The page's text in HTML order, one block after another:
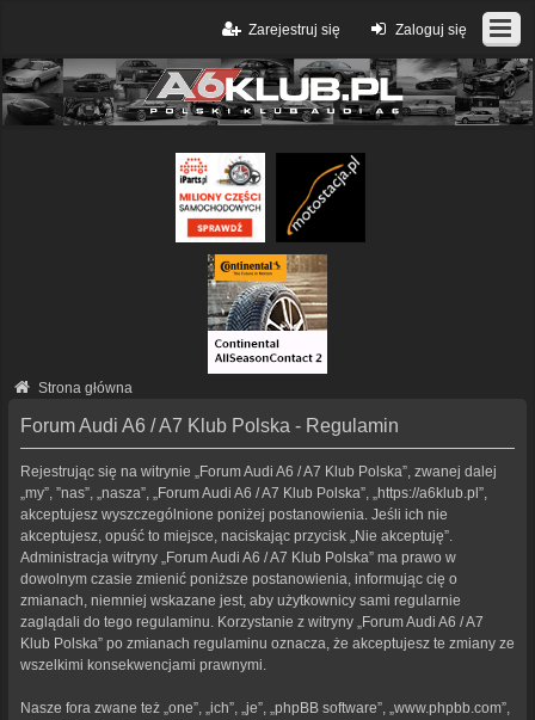
Zaloguj się
Zarejestruj się
Strona główna
Forum Audi A6 / A7 Klub Polska - Regulamin
Rejestrując się na witrynie „Forum Audi A6 / A7 Klub Polska”, zwanej dalej
„my”, ”nas”, „nasza”, „Forum Audi A6 / A7 Klub Polska”, „https://a6klub.pl”,
akceptujesz wyszczególnione poniżej postanowienia. Jeśli ich nie
akceptujesz, opuść to miejsce, naciskając przycisk „Nie akceptuję”.
Administracja witryny „Forum Audi A6 / A7 Klub Polska” ma prawo w
dowolnym czasie zmienić poniższe postanowienia, informując cię o
zmianach, niemniej wskazane jest, aby użytkownicy sami regularnie
zaglądali do tego regulaminu. Korzystanie z witryny „Forum Audi A6 / A7
Klub Polska” po zmianach regulaminu oznacza, że akceptujesz te zmiany ze
wszelkimi konsekwencjami prawnymi.
Nasze fora zwane też „one”, „ich”, „je”, „phpBB software”, „www.phpbb.com”,